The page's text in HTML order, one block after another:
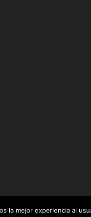
por
la mejor experiencia al